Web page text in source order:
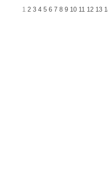
1 2 3 4 5 6 7 8 9 10 11 12 13